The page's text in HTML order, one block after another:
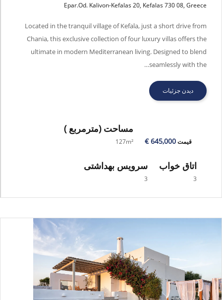
Chania
Epar.Od. Kalivon-Kefalas 20, Kefalas 730 08, Greece
Located in the tranquil village of Kefala, just a short drive from
Chania, this exclusive collection of four luxury villas offers the
ultimate in modern Mediterranean living. Designed to blend
seamlessly with the…
دیدن جزئیات
قیمت645,000 €
مساحت (مترمربع )
127m²
اتاق خواب
3
سرویس بهداشتی
3